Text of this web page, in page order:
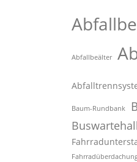
Abfallbeälter
Baum-Rundbank